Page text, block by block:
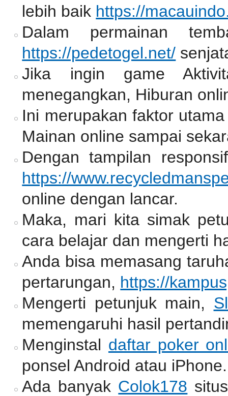
lebih baik https://
Dalam permainan
https://pedetogel.net/
Jika ingin game
menegangkan, Hiburan
Ini merupakan faktor
Mainan online sampai
Dengan tampilan
https://
online dengan lancar.
Maka, mari kita simak
cara belajar dan mengerti
Anda bisa memasang
pertarungan, https://
Mengerti petunjuk main,
memengaruhi hasil
Menginstal daftar poker
ponsel Android atau iPhone.
Ada banyak Colok178